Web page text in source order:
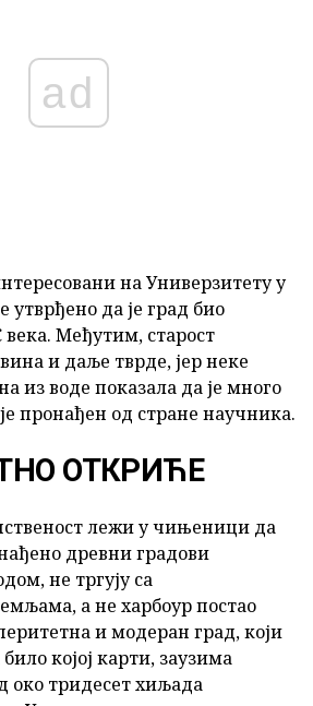
ad
на Универзитету у
утврђено да је град био
Међутим, старост
и даље тврде, јер неке
из воде показала да је много
пронађен од стране научника.
ОТКРИЋЕ
лежи у чињеници да
древни градови
не тргују са
а не харбоур постао
и модеран град, који
којој карти, заузима
око тридесет хиљада